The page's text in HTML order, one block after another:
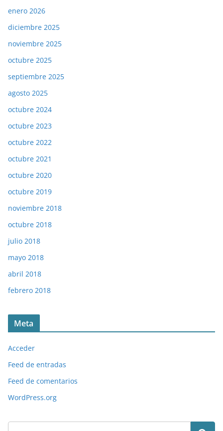
enero 2026
diciembre 2025
noviembre 2025
octubre 2025
septiembre 2025
agosto 2025
octubre 2024
octubre 2023
octubre 2022
octubre 2021
octubre 2020
octubre 2019
noviembre 2018
octubre 2018
julio 2018
mayo 2018
abril 2018
febrero 2018
Meta
Acceder
Feed de entradas
Feed de comentarios
WordPress.org